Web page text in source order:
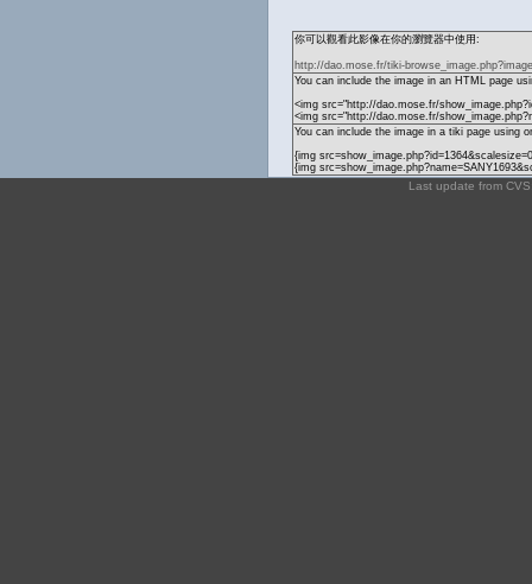
你可以觀看此影像在你的瀏覽器中使用:
http://dao.mose.fr/tiki-
You can include the image in an HTML page
<img src="http://dao.mose.fr/
<img src="http://dao.mose.fr/
You can include the image in a tiki page using
{img
{img
Last update from